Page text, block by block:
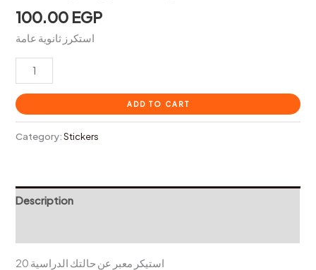
100.00 EGP
استكرز ثانوية عامة
ADD TO CART
Category:Stickers
Description
20 استيكر معبر عن حالتك الدراسية